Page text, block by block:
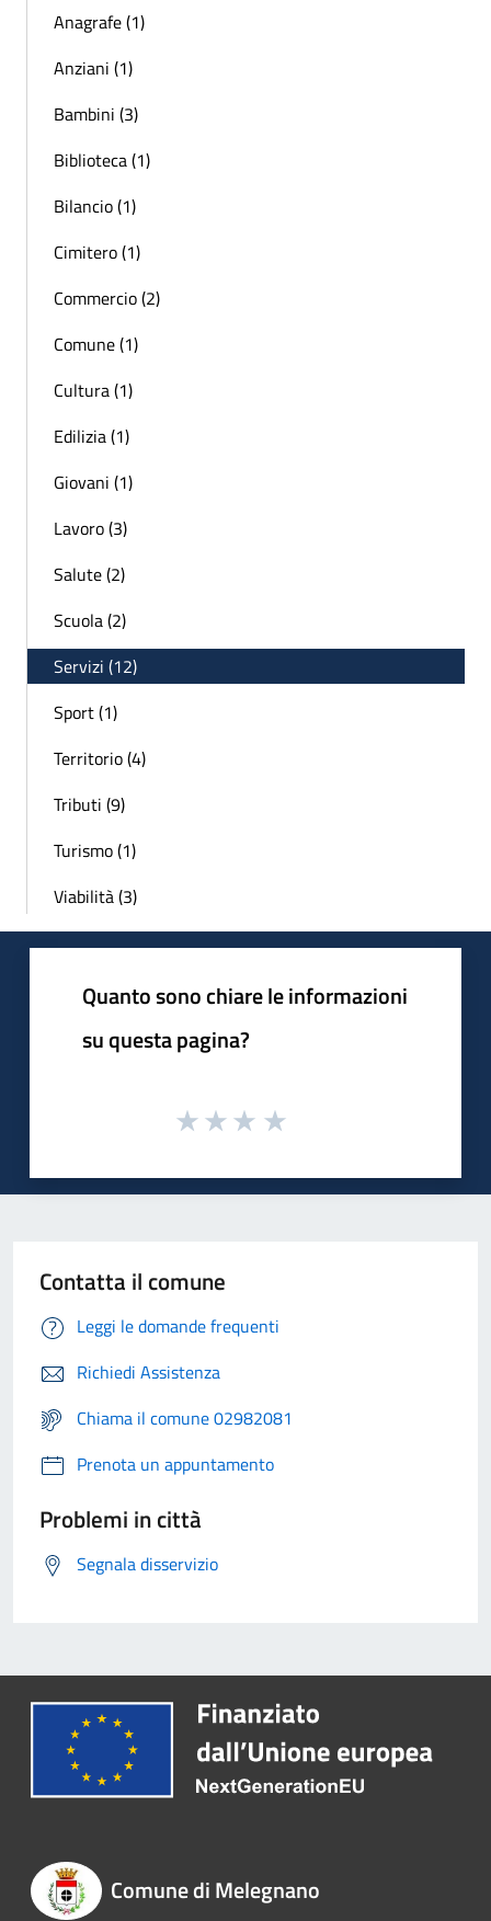
Anagrafe (1)
Anziani (1)
Bambini (3)
Biblioteca (1)
Bilancio (1)
Cimitero (1)
Commercio (2)
Comune (1)
Cultura (1)
Edilizia (1)
Giovani (1)
Lavoro (3)
Salute (2)
Scuola (2)
Servizi (12)
Sport (1)
Territorio (4)
Tributi (9)
Turismo (1)
Viabilità (3)
Quanto sono chiare le informazioni
su questa pagina?
Contatta il comune
Leggi le domande frequenti
Richiedi Assistenza
Chiama il comune 02982081
Prenota un appuntamento
Problemi in città
Segnala disservizio
Comune di Melegnano